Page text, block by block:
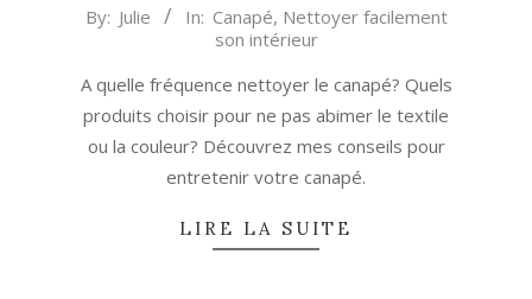
2026-
12
By: Julie In: Canapé, Nettoyer facilement
son intérieur
A quelle fréquence nettoyer le canapé? Quels
produits choisir pour ne pas abimer le textile
ou la couleur? Découvrez mes conseils pour
entretenir votre canapé.
LIRE LA SUITE